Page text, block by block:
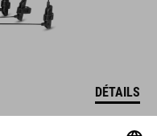
DÉTAILS